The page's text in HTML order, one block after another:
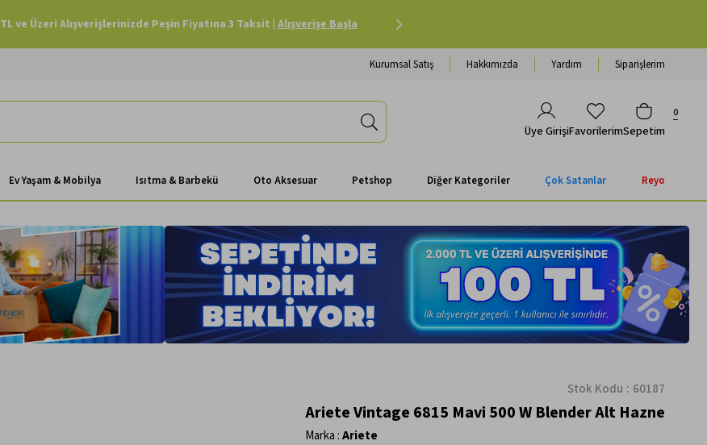
Havale Ödemenizde Sepette Ekstra %3 İndirim |Alışverişe Başla
Kurumsal Satış Hakkımızda Yardım Siparişlerim
Üye GirişiFavorilerimSepetim
0
Ev Yaşam & Mobilya Isıtma & Barbekü Oto Aksesuar Petshop Diğer Kategoriler Çok Satanlar Reyo
Stok Kodu 60187
Ariete Vintage 6815 Mavi 500 W Blender Alt Hazne
Marka :Ariete